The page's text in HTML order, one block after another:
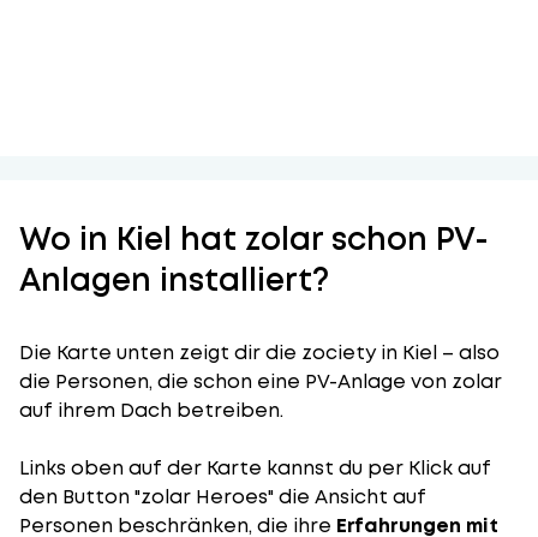
Wo in Kiel hat zolar schon PV-
Anlagen installiert?
Die Karte unten zeigt dir die zociety in Kiel – also
die Personen, die schon eine PV-Anlage von zolar
auf ihrem Dach betreiben.
Links oben auf der Karte kannst du per Klick auf
den Button "zolar Heroes" die Ansicht auf
Personen beschränken, die ihre Erfahrungen mit